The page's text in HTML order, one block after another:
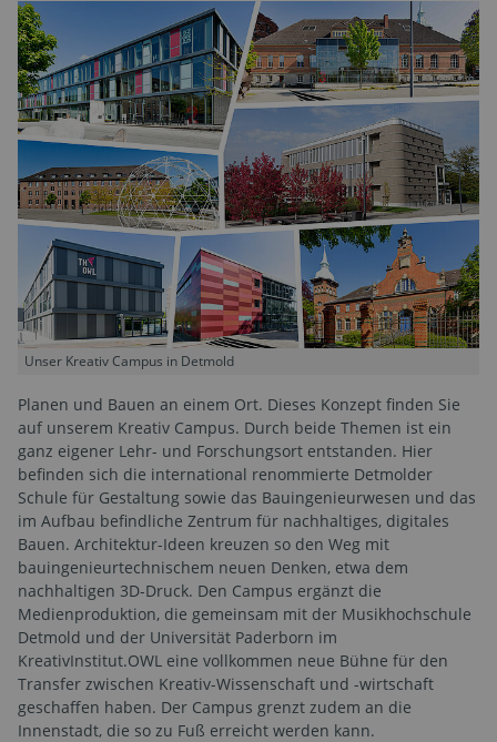
Unser Kreativ Campus in Detmold
Planen und Bauen an einem Ort. Dieses Konzept finden Sie
auf unserem Kreativ Campus. Durch beide Themen ist ein
ganz eigener Lehr- und Forschungsort entstanden. Hier
befinden sich die international renommierte Detmolder
Schule für Gestaltung sowie das Bauingenieurwesen und das
im Aufbau befindliche Zentrum für nachhaltiges, digitales
Bauen. Architektur-Ideen kreuzen so den Weg mit
bauingenieurtechnischem neuen Denken, etwa dem
nachhaltigen 3D-Druck. Den Campus ergänzt die
Medienproduktion, die gemeinsam mit der Musikhochschule
Detmold und der Universität Paderborn im
KreativInstitut.OWL eine vollkommen neue Bühne für den
Transfer zwischen Kreativ-Wissenschaft und -wirtschaft
geschaffen haben. Der Campus grenzt zudem an die
Innenstadt, die so zu Fuß erreicht werden kann.